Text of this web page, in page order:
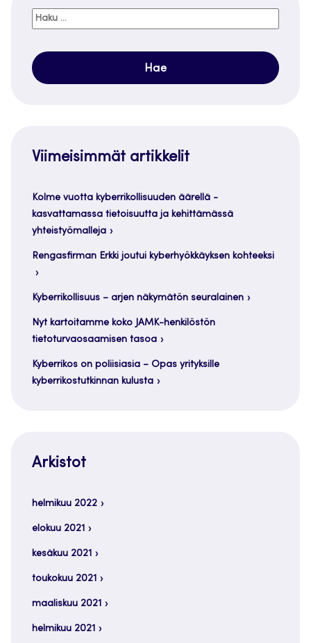
Haku:
Viimeisimmät artikkelit
Kolme vuotta kyberrikollisuuden äärellä -
kasvattamassa tietoisuutta ja kehittämässä
yhteistyömalleja
Rengasfirman Erkki joutui kyberhyökkäyksen kohteeksi
Kyberrikollisuus – arjen näkymätön seuralainen
Nyt kartoitamme koko JAMK-henkilöstön
tietoturvaosaamisen tasoa
Kyberrikos on poliisiasia – Opas yrityksille
kyberrikostutkinnan kulusta
Arkistot
helmikuu 2022
elokuu 2021
kesäkuu 2021
toukokuu 2021
maaliskuu 2021
helmikuu 2021